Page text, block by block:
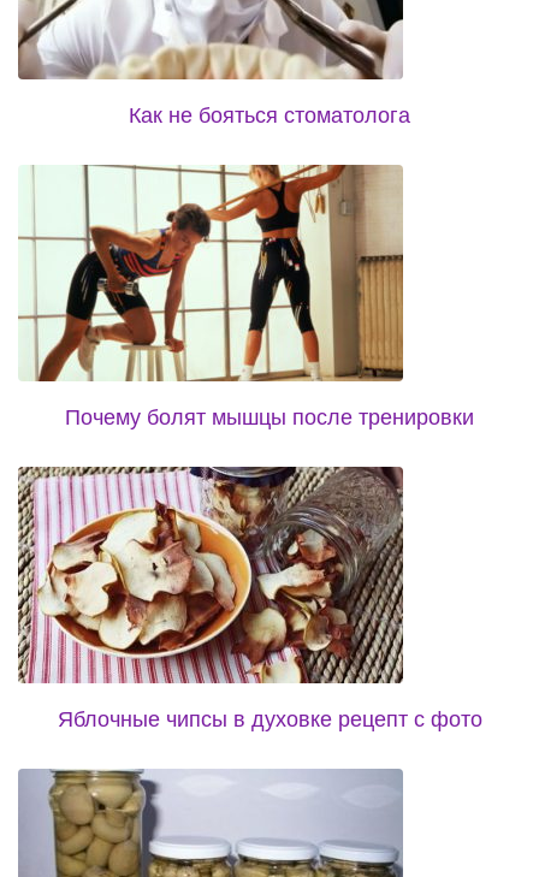
Как не бояться стоматолога
Почему болят мышцы после тренировки
Яблочные чипсы в духовке рецепт с фото